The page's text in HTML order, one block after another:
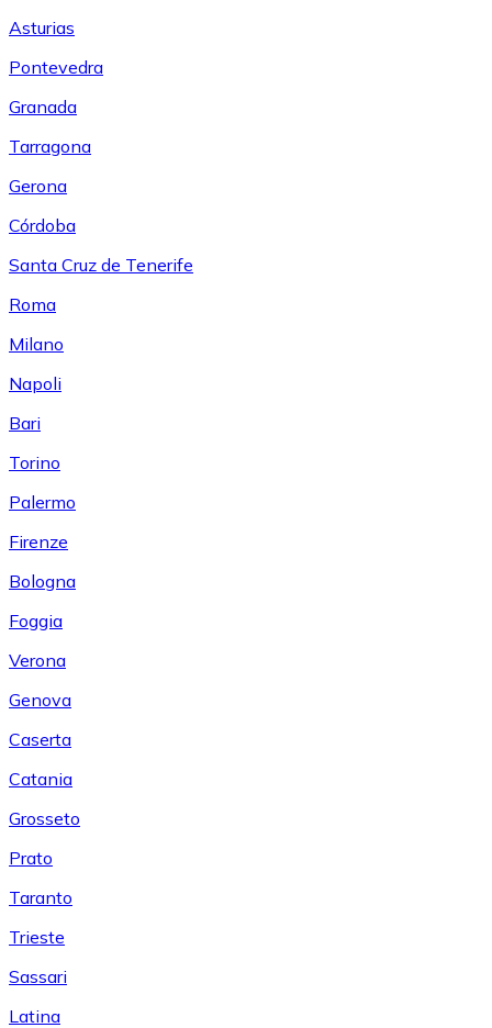
Asturias
Pontevedra
Granada
Tarragona
Gerona
Córdoba
Santa Cruz de Tenerife
Roma
Milano
Napoli
Bari
Torino
Palermo
Firenze
Bologna
Foggia
Verona
Genova
Caserta
Catania
Grosseto
Prato
Taranto
Trieste
Sassari
Latina